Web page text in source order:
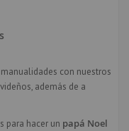
con nuestros
además de a
para hacer un papá Noel